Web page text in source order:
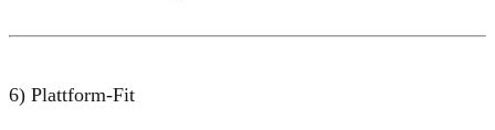
6) Plattform-Fit